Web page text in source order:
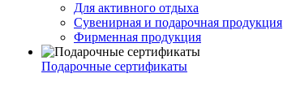
Для активного отдыха
Сувенирная и подарочная продукция
Фирменная продукция
Подарочные сертификаты